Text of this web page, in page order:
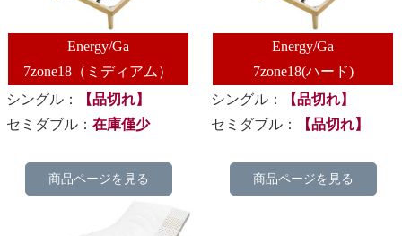
Energy/Ga
7zone18（ミディアム）
シングル：
【品切れ】
セミダブル： 在庫僅少
商品ページを見る
Energy/Ga
7zone18(ハード)
シングル：
【品切れ】
セミダブル：
【品切れ】
商品ページを見る